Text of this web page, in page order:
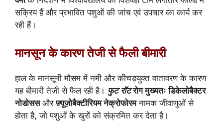
सक्रिय हैं और प्रभावित पशुओं की जांच एवं उपचार का कार्य कर
रही हैं।
मानसून के कारण तेजी से फैली बीमारी
हाल के मानसूनी मौसम में नमी और कीचड़युक्त वातावरण के कारण
यह बीमारी तेजी से फैल रही है। फुट रॉटरोग मुख्यतः डिकेलोबैक्टर
नोडोससऔरफ़्यूज़ोबैक्टीरियम नेक्रोफोरमनामक जीवाणुओं से
होता है, जो पशुओं के खुरों को संक्रमित कर देता है।